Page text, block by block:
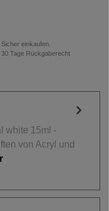
Sicher einkaufen.
30 Tage Rückgaberecht
white 15ml -
von Acryl und